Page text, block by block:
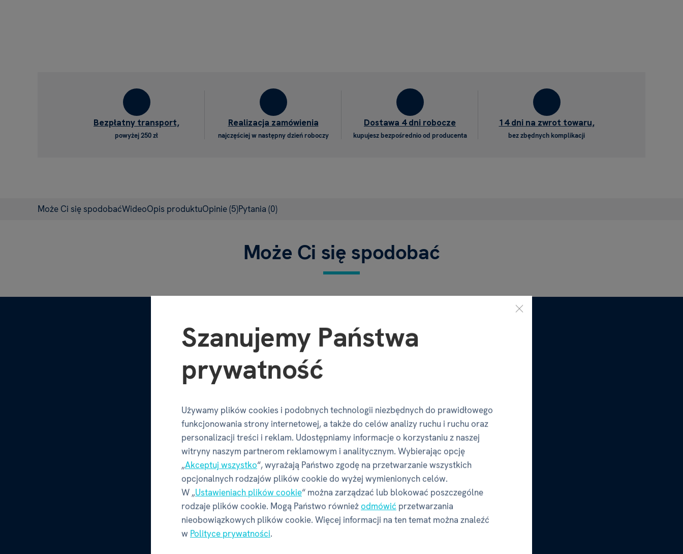
Bezpłatny transport,
powyżej 250 zł
Realizacja zamówienia
najczęściej w następny dzień roboczy
Dostawa 4 dni robocze
kupujesz bezpośrednio od producenta
14 dni na zwrot towaru,
bez zbędnych komplikacji
Może Ci się spodobaćWideoOpis produktuOpinie(5)Pytania (0)
Może Ci się spodobać
Szanujemy Państwa
prywatność
Używamy plików cookies i podobnych technologii niezbędnych do prawidłowego
funkcjonowania strony internetowej, a także do celów analizy ruchu i ruchu oraz
personalizacji treści i reklam. Udostępniamy informacje o korzystaniu z naszej
witryny naszym partnerom reklamowym i analitycznym. Wybierając opcję
„Akceptuj wszystko“, wyrażają Państwo zgodę na przetwarzanie wszystkich
opcjonalnych rodzajów plików cookie do wyżej wymienionych celów.
W „Ustawieniach plików cookie“ można zarządzać lub blokować poszczególne
rodzaje plików cookie. Mogą Państwo równieżodmówić przetwarzania
nieobowiązkowych plików cookie. Więcej informacji na ten temat można znaleźć
w Polityce prywatności.